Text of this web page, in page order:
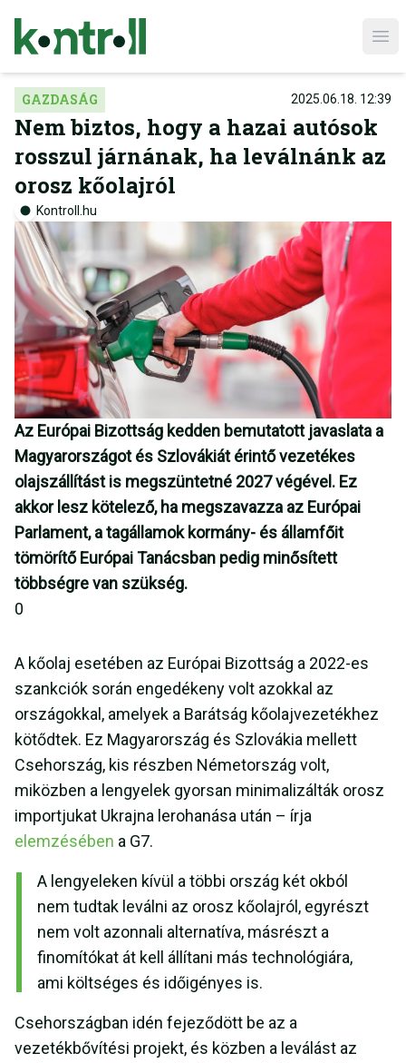
GAZDASÁG 2025.06.18. 12:39
Nem biztos, hogy a hazai autósok
rosszul járnának, ha leválnánk az
orosz kőolajról
Kontroll.hu
Az Európai Bizottság kedden bemutatott javaslata a
Magyarországot és Szlovákiát érintő vezetékes
olajszállítást is megszüntetné 2027 végével. Ez
akkor lesz kötelező, ha megszavazza az Európai
Parlament, a tagállamok kormány- és államfőit
tömörítő Európai Tanácsban pedig minősített
többségre van szükség.
0
A kőolaj esetében az Európai Bizottság a 2022-es
szankciók során engedékeny volt azokkal az
országokkal, amelyek a Barátság kőolajvezetékhez
kötődtek. Ez Magyarország és Szlovákia mellett
Csehország, kis részben Németország volt,
miközben a lengyelek gyorsan minimalizálták orosz
importjukat Ukrajna lerohanása után – írja
elemzésében a G7.
A lengyeleken kívül a többi ország két okból
nem tudtak leválni az orosz kőolajról, egyrészt
nem volt azonnali alternatíva, másrészt a
finomítókat át kell állítani más technológiára,
ami költséges és időigényes is.
Csehországban idén fejeződött be az a
vezetékbővítési projekt, és közben a leválást az